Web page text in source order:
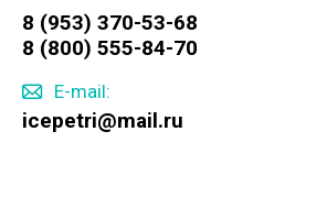
8 (953) 370-53-68
8 (800) 555-84-70
E-mail:
icepetri@mail.ru